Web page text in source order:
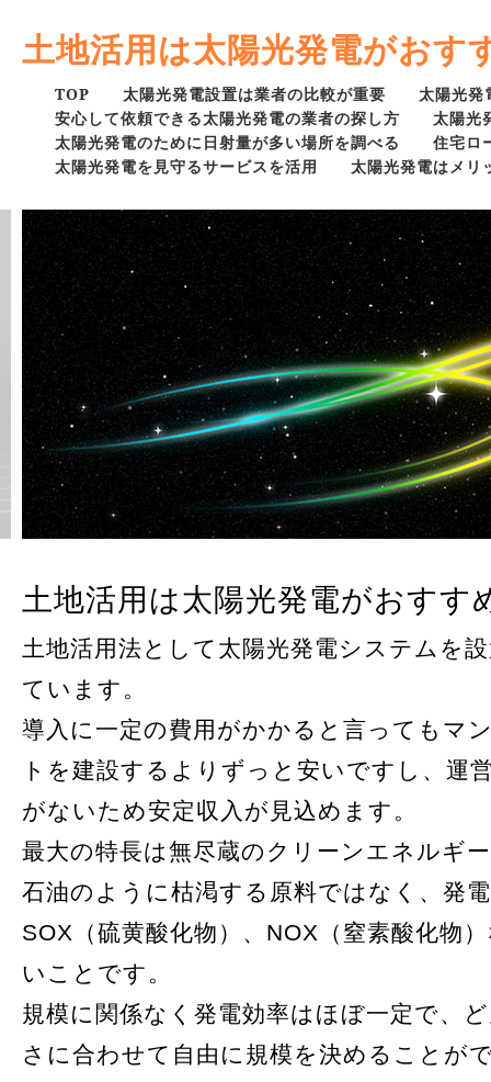
土地活用は太陽光発電がおす
TOP 太陽光発電設置は業者の比較が重要
太陽光発
安心して依頼できる太陽光発電の業者の探し方
太陽光
太陽光発電のために日射量が多い場所を調べる
住宅ロ
太陽光発電を見守るサービスを活用
太陽光発電はメリ
土地活用は太陽光発電がおすす
土地活用法として太陽光発電システムを
ています。
導入に一定の費用がかかると言ってもマ
トを建設するよりずっと安いですし、運
がないため安定収入が見込めます。
最大の特長は無尽蔵のクリーンエネルギ
石油のように枯渇する原料ではなく、発
SOX（硫黄酸化物）、NOX（窒素酸化物
いことです。
規模に関係なく発電効率はほぼ一定で、
さに合わせて自由に規模を決めることが